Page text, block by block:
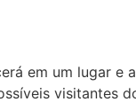
em um lugar e
visitantes